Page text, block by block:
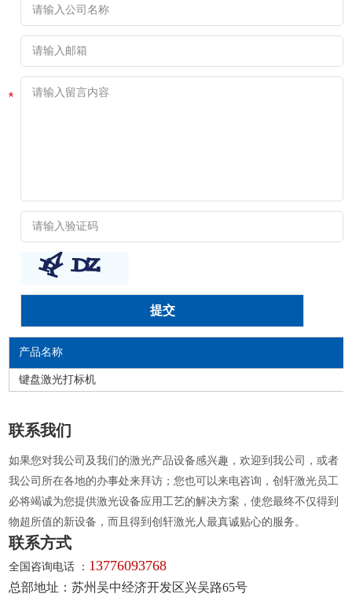
产品名称
键盘激光打标机
联系我们
如果您对我公司及我们的激光产品设备感兴趣，欢迎到我公司，或者
我公司所在各地的办事处来拜访；您也可以来电咨询，创轩激光员工
必将竭诚为您提供激光设备应用工艺的解决方案，使您最终不仅得到
物超所值的新设备，而且得到创轩激光人最真诚贴心的服务。
联系方式
全国咨询电话 ： 13776093768
总部地址：苏州吴中经济开发区兴吴路65号